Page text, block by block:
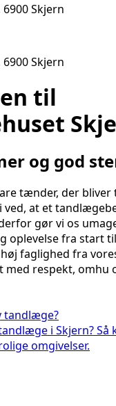
Skjern
Skjern
til
og god
tænder, der bliver
ved, at et
gør vi os
oplevelse fra start
faglighed fra
med respekt, omhu
tandlæge?
i Skjern? Så
omgivelser.